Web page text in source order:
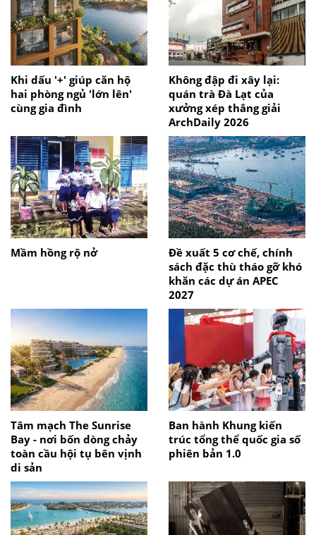
Khi dấu '+' giúp căn hộ
hai phòng ngủ 'lớn lên'
cùng gia đình
Không đập đi xây lại:
quán trà Đà Lạt của
xưởng xép thắng giải
ArchDaily 2026
Mầm hồng rộ nở
Đề xuất 5 cơ chế, chính
sách đặc thù tháo gỡ khó
khăn các dự án APEC
2027
Tâm mạch The Sunrise
Bay - nơi bốn dòng chảy
toàn cầu hội tụ bên vịnh
di sản
Ban hành Khung kiến
trúc tổng thể quốc gia số
phiên bản 1.0